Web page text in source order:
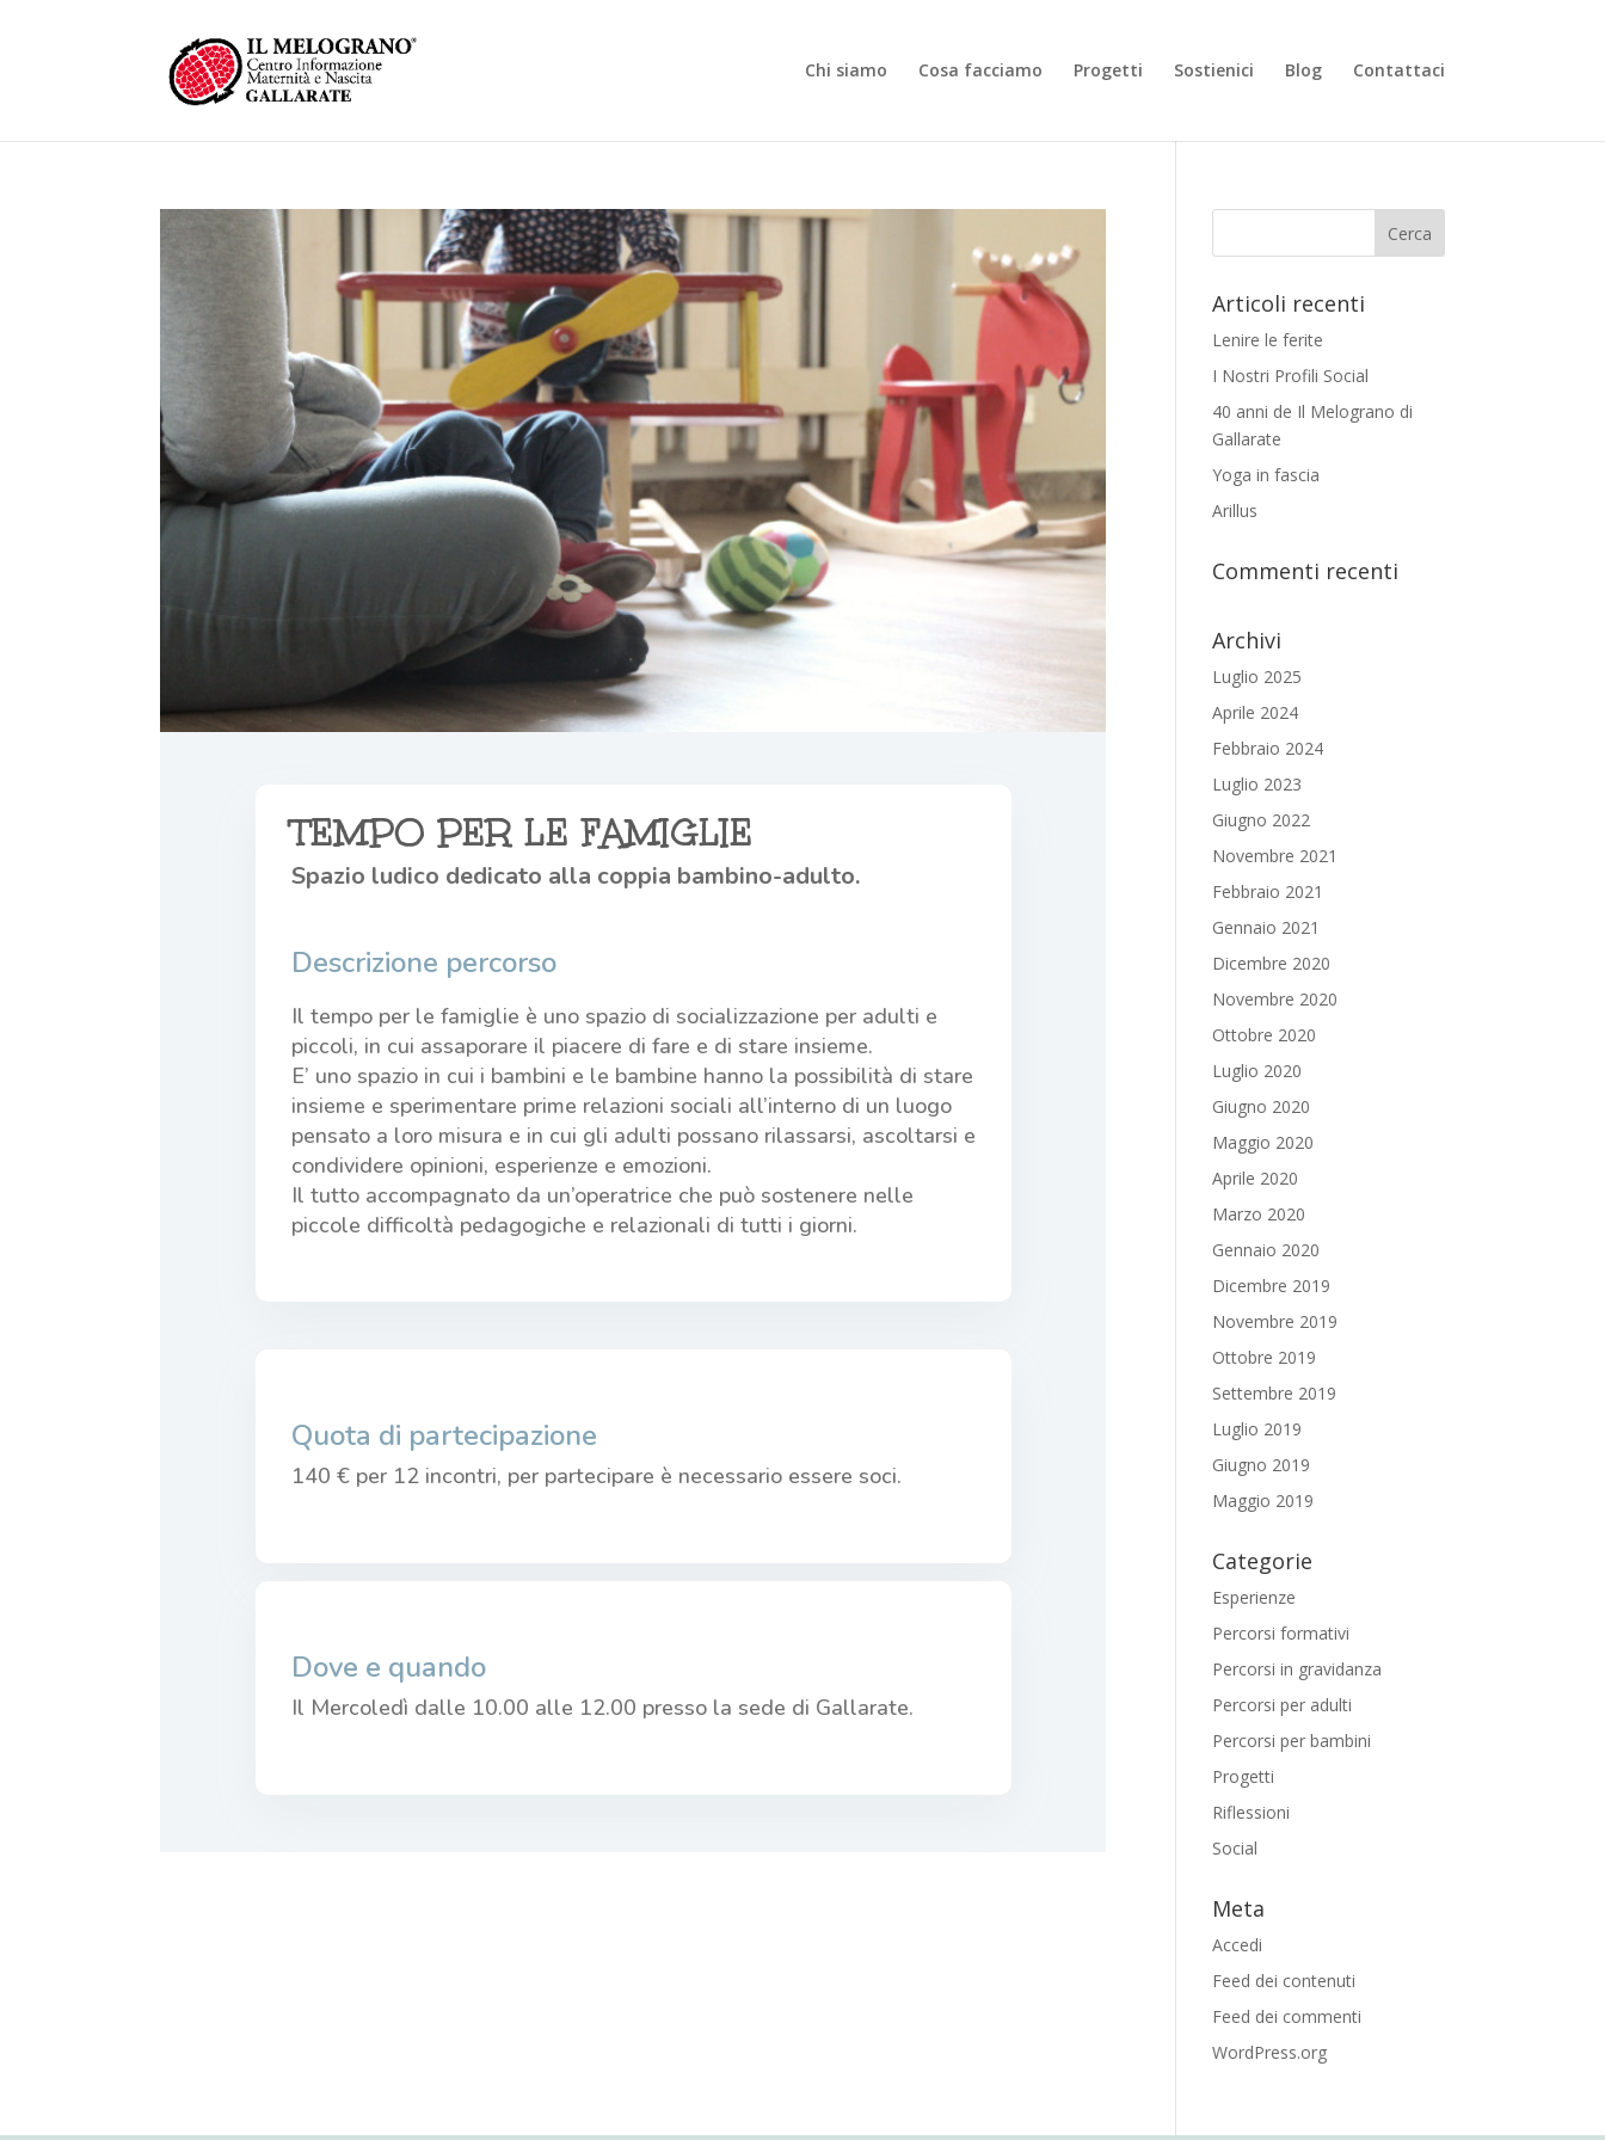
Chi siamo Cosa facciamo Progetti Sostienici Blog Contattaci
TEMPO PER LE FAMIGLIE
Spazio ludico dedicato alla coppia bambino-adulto.
Descrizione percorso
Il tempo per le famiglie è uno spazio di socializzazione per adulti e
piccoli, in cui assaporare il piacere di fare e di stare insieme.
E’ uno spazio in cui i bambini e le bambine hanno la possibilità di stare
insieme e sperimentare prime relazioni sociali all’interno di un luogo
pensato a loro misura e in cui gli adulti possano rilassarsi, ascoltarsi e
condividere opinioni, esperienze e emozioni.
Il tutto accompagnato da un’operatrice che può sostenere nelle
piccole difficoltà pedagogiche e relazionali di tutti i giorni.
Quota di partecipazione
140 € per 12 incontri, per partecipare è necessario essere soci.
Dove e quando
Il Mercoledì dalle 10.00 alle 12.00 presso la sede di Gallarate.
Articoli recenti
Lenire le ferite
I Nostri Profili Social
40 anni de Il Melograno di
Gallarate
Yoga in fascia
Arillus
Commenti recenti
Archivi
Luglio 2025
Aprile 2024
Febbraio 2024
Luglio 2023
Giugno 2022
Novembre 2021
Febbraio 2021
Gennaio 2021
Dicembre 2020
Novembre 2020
Ottobre 2020
Luglio 2020
Giugno 2020
Maggio 2020
Aprile 2020
Marzo 2020
Gennaio 2020
Dicembre 2019
Novembre 2019
Ottobre 2019
Settembre 2019
Luglio 2019
Giugno 2019
Maggio 2019
Categorie
Esperienze
Percorsi formativi
Percorsi in gravidanza
Percorsi per adulti
Percorsi per bambini
Progetti
Riflessioni
Social
Meta
Accedi
Feed dei contenuti
Feed dei commenti
WordPress.org